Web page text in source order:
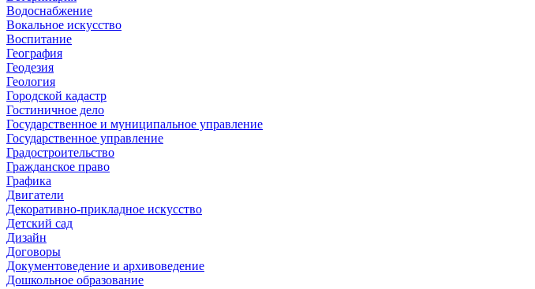
Водоснабжение
Вокальное искусство
Воспитание
География
Геодезия
Геология
Городской кадастр
Гостиничное дело
Государственное и муниципальное управление
Государственное управление
Градостроительство
Гражданское право
Графика
Двигатели
Декоративно-прикладное искусство
Детский сад
Дизайн
Договоры
Документоведение и архивоведение
Дошкольное образование